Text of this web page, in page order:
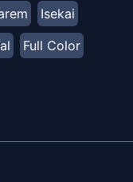
Isekai
Full Color